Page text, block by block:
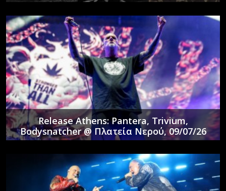
Release Athens: Pantera, Trivium,
Bodysnatcher @ Πλατεία Νερού, 09/07/26